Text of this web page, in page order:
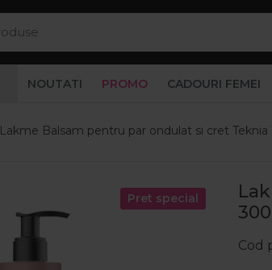
NOUTATI PROMO CADOURI FEMEI
Lakme Balsam pentru par ondulat si cret Teknia
Pret special
Cod